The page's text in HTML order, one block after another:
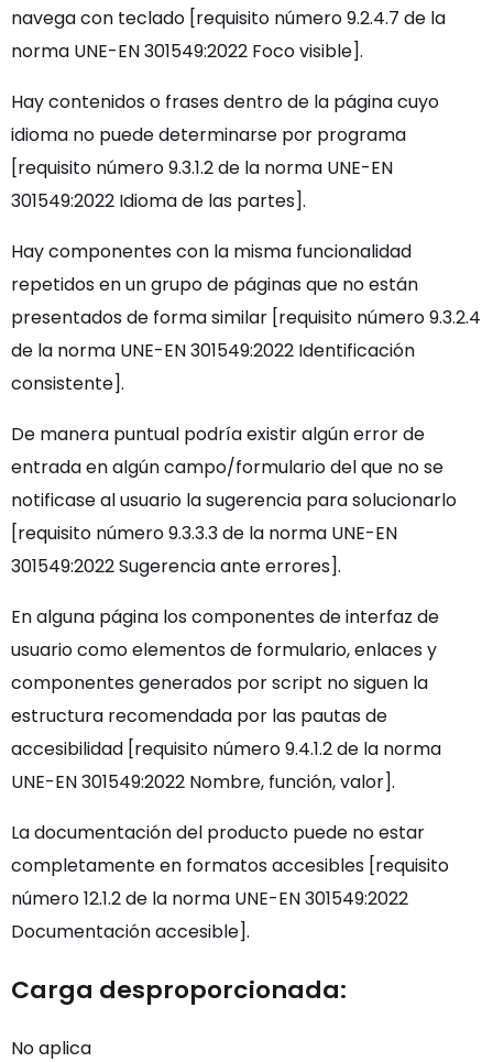
navega con teclado [requisito número 9.2.4.7 de la
norma UNE-EN 301549:2022 Foco visible].
Hay contenidos o frases dentro de la página cuyo
idioma no puede determinarse por programa
[requisito número 9.3.1.2 de la norma UNE-EN
301549:2022 Idioma de las partes].
Hay componentes con la misma funcionalidad
repetidos en un grupo de páginas que no están
presentados de forma similar [requisito número 9.3.2.4
de la norma UNE-EN 301549:2022 Identificación
consistente].
De manera puntual podría existir algún error de
entrada en algún campo/formulario del que no se
notificase al usuario la sugerencia para solucionarlo
[requisito número 9.3.3.3 de la norma UNE-EN
301549:2022 Sugerencia ante errores].
En alguna página los componentes de interfaz de
usuario como elementos de formulario, enlaces y
componentes generados por script no siguen la
estructura recomendada por las pautas de
accesibilidad [requisito número 9.4.1.2 de la norma
UNE-EN 301549:2022 Nombre, función, valor].
La documentación del producto puede no estar
completamente en formatos accesibles [requisito
número 12.1.2 de la norma UNE-EN 301549:2022
Documentación accesible].
Carga desproporcionada:
No aplica